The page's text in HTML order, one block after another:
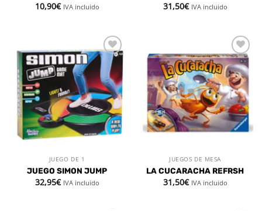
10,90€ IVA incluido 31,50€ IVA incluido
Añadir
a la
lista de
deseos
JUEGO DE 1
JUEGO SIMON JUMP
32,95€ IVA incluido
Añadir
a la
lista de
deseos
JUEGOS DE MESA
LA CUCARACHA REFRSH
31,50€ IVA incluido